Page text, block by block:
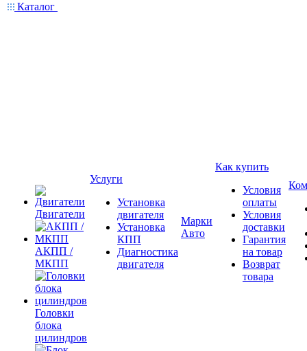
Каталог
Двигатели
АКПП /
МКПП
Головки
блока
цилиндров
Услуги
Установка
двигателя
Установка
КПП
Диагностика
двигателя
Марки
Авто
Как купить
Условия
оплаты
Условия
доставки
Гарантия
на товар
Возврат
товара